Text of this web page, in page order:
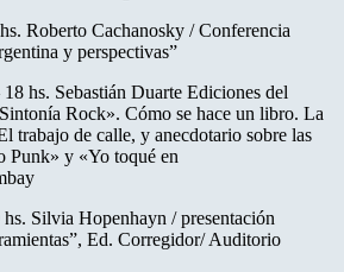
Roberto Cachanosky / Conferencia
y perspectivas”
18 hs. Sebastián Duarte Ediciones del
Rock». Cómo se hace un libro. La
trabajo de calle, y anecdotario sobre las
Punk» y «Yo toqué en
hs. Silvia Hopenhayn / presentación
Ed. Corregidor/ Auditorio